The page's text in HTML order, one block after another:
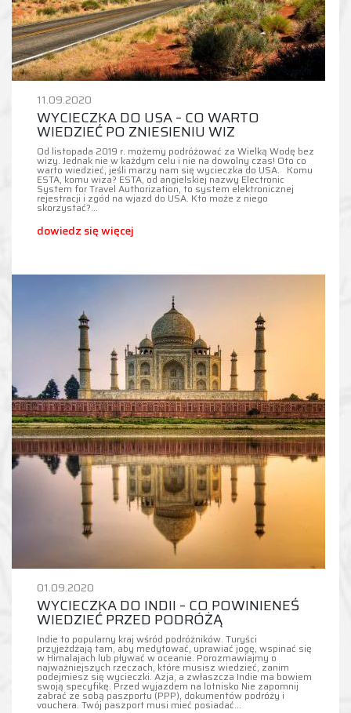
11.09.2020
WYCIECZKA DO USA – CO WARTO
WIEDZIEĆ PO ZNIESIENIU WIZ
Od listopada 2019 r. możemy podróżować za Wielką Wodę bez
wizy. Jednak nie w każdym celu i nie na dowolny czas! Oto co
warto wiedzieć, jeśli marzy nam się wycieczka do USA. Komu
ESTA, komu wiza? ESTA, od angielskiej nazwy Electronic
System for Travel Authorization, to system elektronicznej
rejestracji i zgód na wjazd do USA. Kto może z niego
skorzystać?…
dowiedz się więcej
01.09.2020
WYCIECZKA DO INDII – CO POWINIENEŚ
WIEDZIEĆ PRZED PODRÓŻĄ
Indie to popularny kraj wśród podróżników. Turyści
przyjeżdżają tam, aby medytować, uprawiać jogę, wspinać się
w Himalajach lub pływać w oceanie. Porozmawiajmy o
najważniejszych rzeczach, które musisz wiedzieć, zanim
podejmiesz się wycieczki. Azja, a zwłaszcza Indie ma bowiem
swoją specyfikę. Przed wyjazdem na lotnisko Nie zapomnij
zabrać ze sobą paszportu (PPP), dokumentów podróży i
vouchera. Twój paszport musi mieć posiadać…